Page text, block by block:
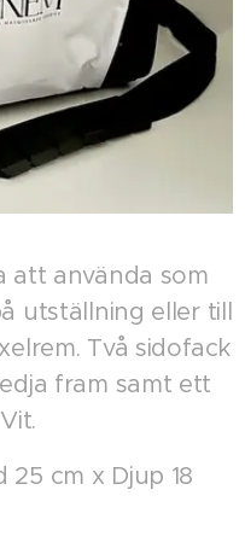
att använda som
utställning eller till
Två sidofack
fram samt ett
25 cm x Djup 18